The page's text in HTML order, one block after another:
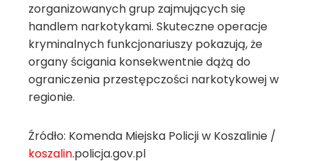
zorganizowanych grup zajmujących się
handlem narkotykami. Skuteczne operacje
kryminalnych funkcjonariuszy pokazują, że
organy ścigania konsekwentnie dążą do
ograniczenia przestępczości narkotykowej w
regionie.
Źródło: Komenda Miejska Policji w Koszalinie /
koszalin.policja.gov.pl